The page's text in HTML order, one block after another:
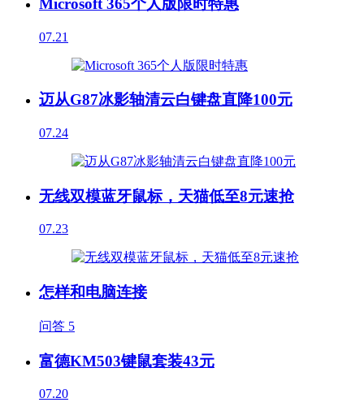
Microsoft 365个人版限时特惠
07.21
迈从G87冰影轴清云白键盘直降100元
07.24
无线双模蓝牙鼠标，天猫低至8元速抢
07.23
怎样和电脑连接
问答 5
富德KM503键鼠套装43元
07.20